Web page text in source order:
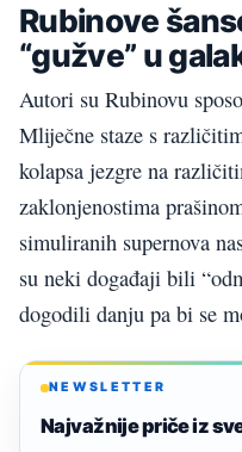
Rubinove
“gužve” u
Autori su Rubinovu
Mliječne staze s
kolapsa jezgre na
zaklonjenostima
simuliranih supernova
su neki događaji bili
dogodili danju pa bi se
NEWSLETTER
Najvažnije priče iz